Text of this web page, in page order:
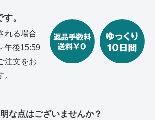
す。
れる場合
午後15:59
注文をお
な点はございませんか？